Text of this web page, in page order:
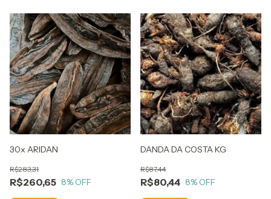
30x ARIDAN
R$260,65
R$283,31
8% OFF
DANDA DA COSTA KG
R$80,44
R$87,44
8% OFF